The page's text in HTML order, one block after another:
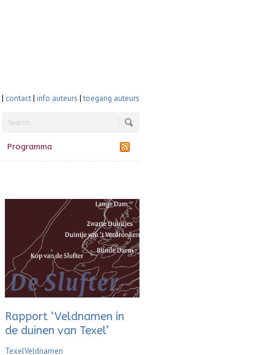
| contact| info auteurs |toegang auteurs
Programma
Rapport ‘Veldnamen in
de duinen van Texel’
TexelVeldnamen